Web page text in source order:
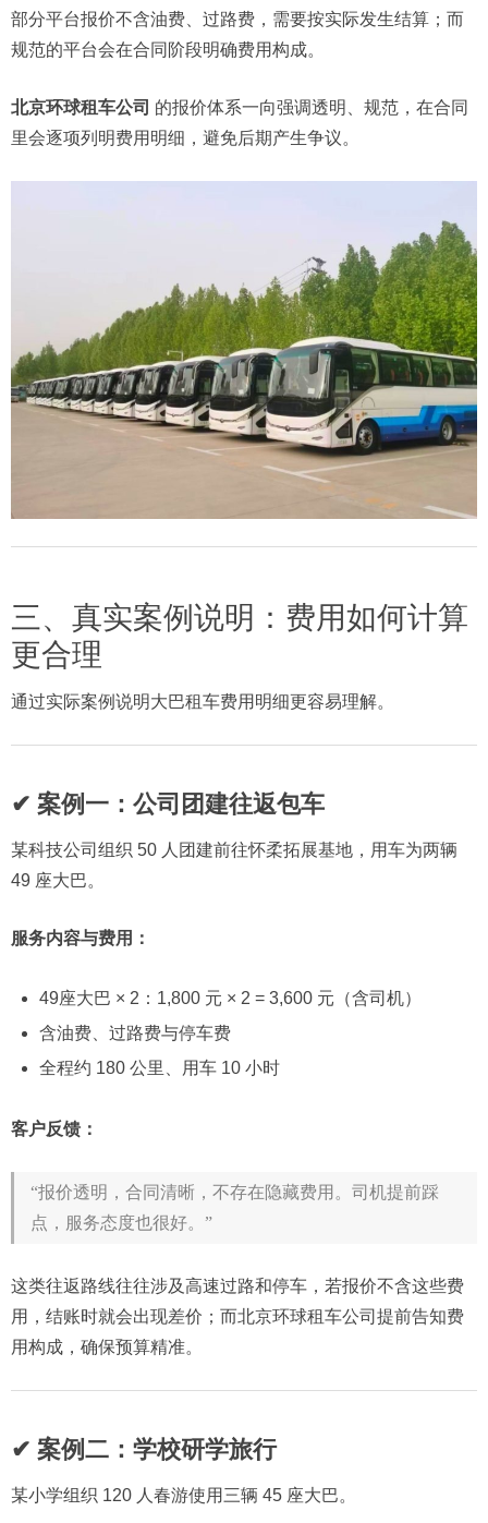
部分平台报价不含油费、过路费，需要按实际发生结算；而
规范的平台会在合同阶段明确费用构成。
北京环球租车公司 的报价体系一向强调透明、规范，在合同
里会逐项列明费用明细，避免后期产生争议。
三、真实案例说明：费用如何计算
更合理
通过实际案例说明大巴租车费用明细更容易理解。
✔ 案例一：公司团建往返包车
某科技公司组织 50 人团建前往怀柔拓展基地，用车为两辆
49 座大巴。
服务内容与费用：
49座大巴 × 2：1,800 元 × 2 = 3,600 元（含司机）
含油费、过路费与停车费
全程约 180 公里、用车 10 小时
客户反馈：
“报价透明，合同清晰，不存在隐藏费用。司机提前踩
点，服务态度也很好。”
这类往返路线往往涉及高速过路和停车，若报价不含这些费
用，结账时就会出现差价；而北京环球租车公司提前告知费
用构成，确保预算精准。
✔ 案例二：学校研学旅行
某小学组织 120 人春游使用三辆 45 座大巴。